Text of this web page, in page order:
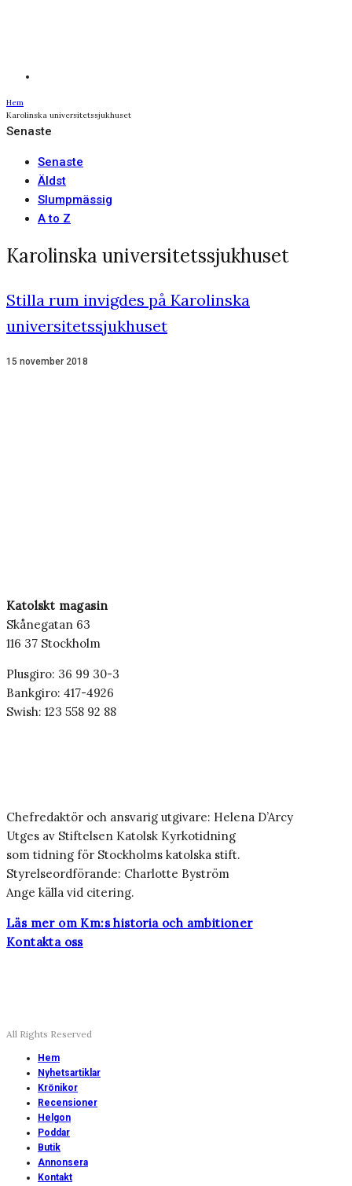
Hem
Karolinska universitetssjukhuset
Senaste
Senaste
Äldst
Slumpmässig
A to Z
Karolinska universitetssjukhuset
Stilla rum invigdes på Karolinska
universitetssjukhuset
15 november 2018
Katolskt magasin
Skånegatan 63
116 37 Stockholm
Plusgiro: 36 99 30-3
Bankgiro: 417-4926
Swish: 123 558 92 88
Chefredaktör och ansvarig utgivare: Helena D’Arcy
Utges av Stiftelsen Katolsk Kyrkotidning
som tidning för Stockholms katolska stift.
Styrelseordförande: Charlotte Byström
Ange källa vid citering.
Läs mer om Km:s historia och ambitioner
Kontakta oss
All Rights Reserved
Hem
Nyhetsartiklar
Krönikor
Recensioner
Helgon
Poddar
Butik
Annonsera
Kontakt